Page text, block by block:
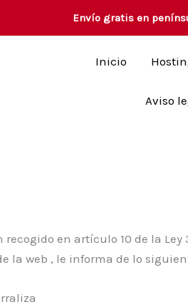
Envío gratis en
Inicio
Aviso
en artículo 10 de la
la web , le informa de lo